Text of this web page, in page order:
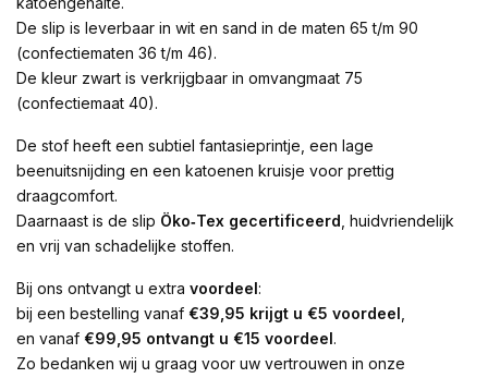
De slip is leverbaar in wit en sand in de maten 65 t/m 90
(confectiematen 36 t/m 46).
De kleur zwart is verkrijgbaar in omvangmaat 75
(confectiemaat 40).
De stof heeft een subtiel fantasieprintje, een lage
beenuitsnijding en een katoenen kruisje voor prettig
draagcomfort.
Daarnaast is de slip Öko‑Tex gecertificeerd , huidvriendelijk
en vrij van schadelijke stoffen.
Bij ons ontvangt u extra voordeel:
bij een bestelling vanaf €39,95 krijgt u €5 voordeel
en vanaf €99,95 ontvangt u €15 voordeel.
Zo bedanken wij u graag voor uw vertrouwen in onze